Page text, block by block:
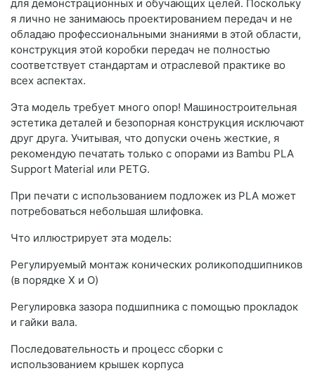
для демонстрационных и обучающих целей. Поскольку
я лично не занимаюсь проектированием передач и не
обладаю профессиональными знаниями в этой области,
конструкция этой коробки передач не полностью
соответствует стандартам и отраслевой практике во
всех аспектах.
Эта модель требует много опор! Машиностроительная
эстетика деталей и безопорная конструкция исключают
друг друга. Учитывая, что допуски очень жесткие, я
рекомендую печатать только с опорами из Bambu PLA
Support Material или PETG.
При печати с использованием подложек из PLA может
потребоваться небольшая шлифовка.
Что иллюстрирует эта модель:
Регулируемый монтаж конических роликоподшипников
(в порядке X и O)
Регулировка зазора подшипника с помощью прокладок
и гайки вала.
Последовательность и процесс сборки с
использованием крышек корпуса